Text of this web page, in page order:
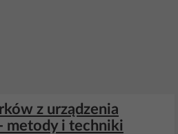
z urządzenia
metody i techniki